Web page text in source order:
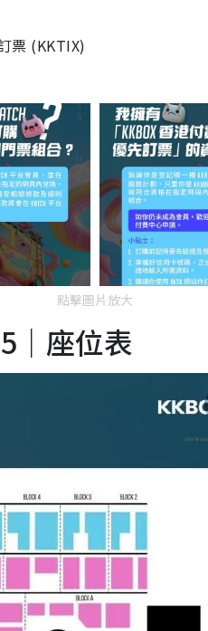
票 (KKTIX)
點擊圖片放大
｜座位表